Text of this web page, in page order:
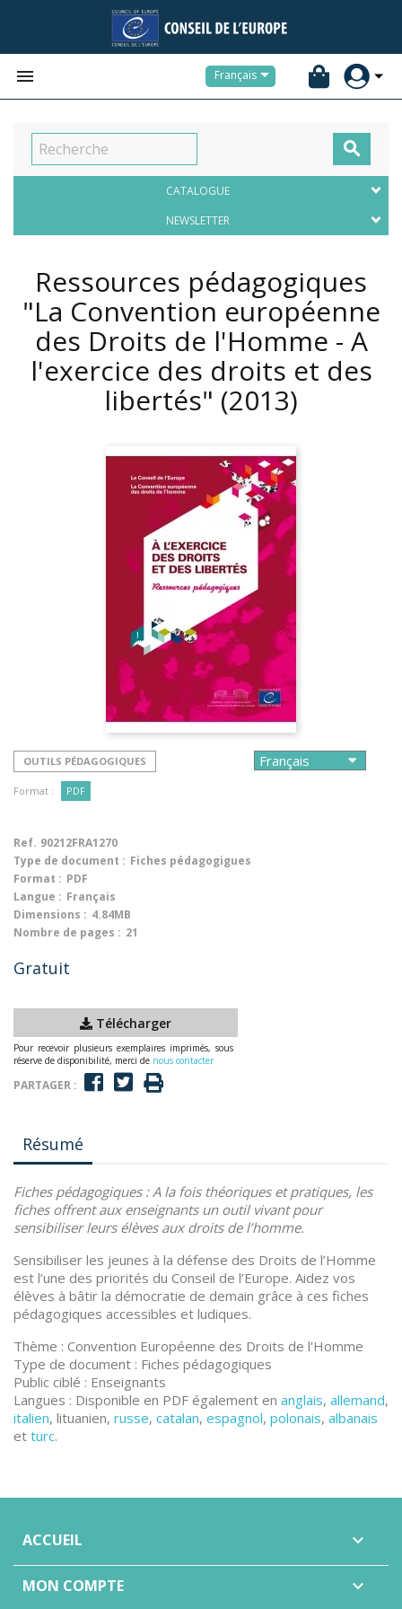
 Français

CATALOGUE
NEWSLETTER
Ressources pédagogiques
"La Convention européenne
des Droits de l'Homme - A
l'exercice des droits et des
libertés" (2013)
OUTILS PÉDAGOGIQUES
Format : PDF
Ref. 90212FRA1270
Type de document : Fiches pédagogigues
Format : PDF
Langue : Français
Dimensions : 4.84MB
Nombre de pages : 21
Gratuit
Télécharger
Pour recevoir plusieurs exemplaires imprimés, sous
réserve de disponibilité, merci de nous contacter
PARTAGER :
Résumé
Fiches pédagogiques :A la fois théoriques et pratiques, les
fiches offrent aux enseignants un outil vivant pour
sensibiliser leurs élèves aux droits de l’homme.
Sensibiliser les jeunes à la défense des Droits de l’Homme
est l’une des priorités du Conseil de l’Europe. Aidez vos
élèves à bâtir la démocratie de demain grâce à ces fiches
pédagogiques accessibles et ludiques.
Thème : Convention Européenne des Droits de l'Homme
Type de document : Fiches pédagogiques
Public ciblé : Enseignants
Langues : Disponible en PDF également en anglais, allemand,
italien, lituanien, russe, catalan, espagnol, polonais, albanais
et turc.
ACCUEIL 
MON COMPTE 